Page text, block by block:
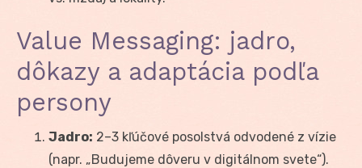
Value Messaging: jadro,
dôkazy a adaptácia podľa
persony
Jadro: 2–3 kľúčové posolstvá odvodené z vízie
(napr. „Budujeme dôveru v digitálnom svete“).